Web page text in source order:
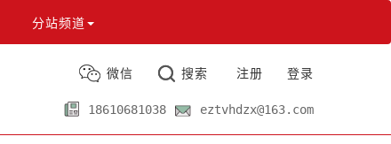
分站频道
微信 搜索 注册 登录
18610681038 eztvhdzx@163.com